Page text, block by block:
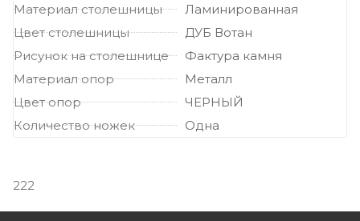
Материал столешницы
Ламинированная
Цвет столешницы
ДУБ Вотан
Рисунок на столешнице
Фактура камня
Материал опор
Металл
Цвет опор
ЧЕРНЫЙ
Количество ножек
Одна
222